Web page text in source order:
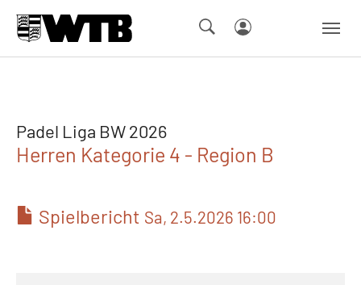
Padel Liga BW 2026
Herren Kategorie 4 - Region B
Spielbericht Sa, 2.5.2026 16:00